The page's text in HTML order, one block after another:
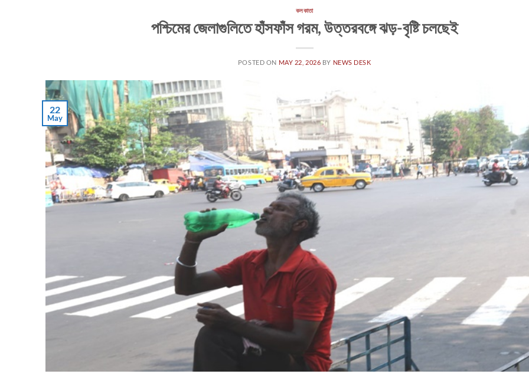
কলকাতা
পশ্চিমের জেলাগুলিতে হাঁসফাঁস গরম, উত্তরবঙ্গে ঝড়-বৃষ্টি চলছেই
POSTED ON MAY 22, 2026 BY NEWS DESK
22
May